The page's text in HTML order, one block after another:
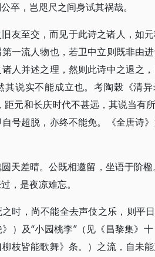
卒，岂咫尺之间身试其祸哉。
友至交，而见于此诗之诸人，如
一流人物也，若卫中立则既非由
人并述之理，然则此诗中之退之
其说实不能成立也。考陶榖《清
距元和长庆时代不甚远，其说当有
号超脱，亦终不能免。《全唐诗
天差晴。公既相邀留，坐语于阶
，是夜凉难忘。
时，尚不能全去声伎之乐，则平
）及“小园桃李”（见《昌黎集》
枝皆能歌舞》条。）之流，自未